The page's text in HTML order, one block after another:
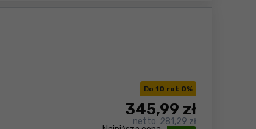
Do 10 rat 0%
345,99 zł
netto: 281,29 zł